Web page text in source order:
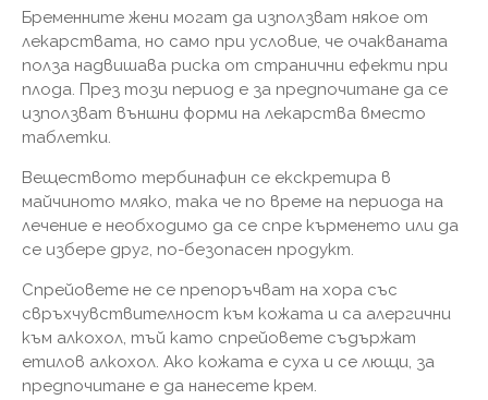
Бременните жени могат да използват някое от
лекарствата, но само при условие, че очакваната
полза надвишава риска от странични ефекти при
плода. През този период е за предпочитане да се
използват външни форми на лекарства вместо
таблетки.
Веществото тербинафин се екскретира в
майчиното мляко, така че по време на периода на
лечение е необходимо да се спре кърменето или да
се избере друг, по-безопасен продукт.
Спрейовете не се препоръчват на хора със
свръхчувствителност към кожата и са алергични
към алкохол, тъй като спрейовете съдържат
етилов алкохол. Ако кожата е суха и се лющи, за
предпочитане е да нанесете крем.